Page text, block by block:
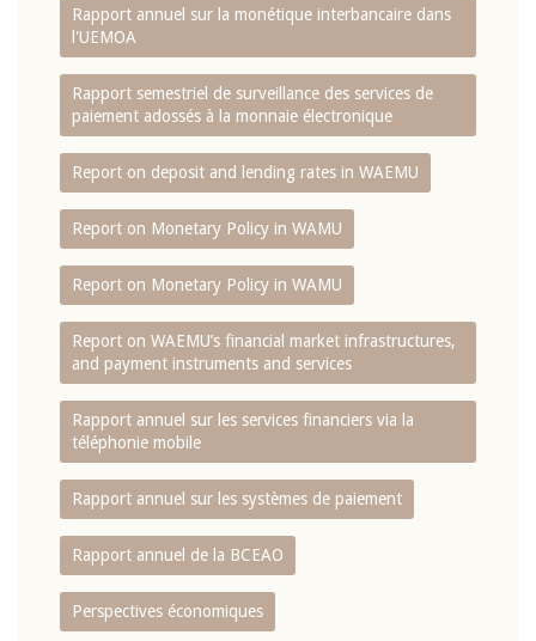
Rapport annuel sur la monétique interbancaire dans
l'UEMOA
Rapport semestriel de surveillance des services de
paiement adossés à la monnaie électronique
Report on deposit and lending rates in WAEMU
Report on Monetary Policy in WAMU
Report on Monetary Policy in WAMU
Report on WAEMU’s financial market infrastructures,
and payment instruments and services
Rapport annuel sur les services financiers via la
téléphonie mobile
Rapport annuel sur les systèmes de paiement
Rapport annuel de la BCEAO
Perspectives économiques